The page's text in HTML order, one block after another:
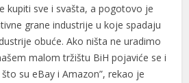
kupiti sve i svašta, a pogotovo je
grane industrije u koje spadaju
obuće. Ako ništa ne uradimo
malom tržištu BiH pojaviće se i
su eBay i Amazon”, rekao je